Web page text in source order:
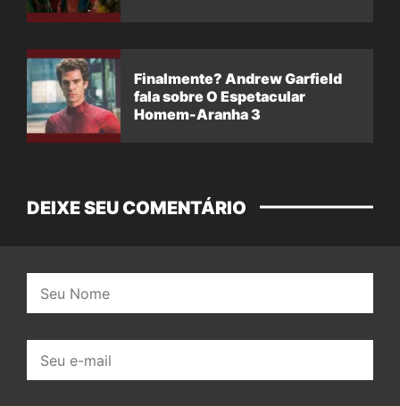
Finalmente? Andrew Garfield
fala sobre O Espetacular
Homem-Aranha 3
DEIXE SEU COMENTÁRIO
mail: